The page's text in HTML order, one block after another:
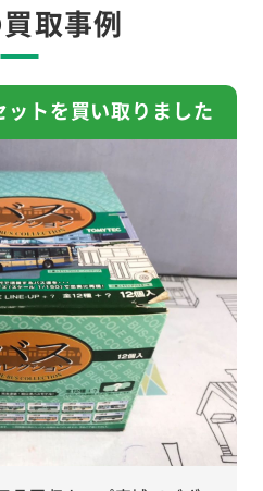
取事例
トを買い取りました